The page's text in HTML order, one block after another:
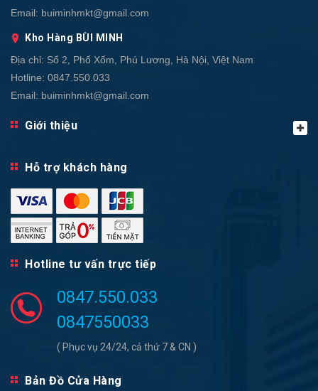
Email: buiminhmkt@gmail.com
Kho Hàng BÙI MINH
Địa chỉ: Số 2, Phố Xốm, Phú Lương, Hà Nội, Việt Nam
Hotline: 0847.550.033
Email: buiminhmkt@gmail.com
Giới thiệu
Hỗ trợ khách hàng
Hotline tư vấn trực tiếp
0847.550.033
0847550033
( Phục vụ 24/24, cả thứ 7 & CN )
Bản Đồ Cửa Hàng